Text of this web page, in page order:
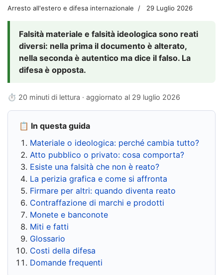
Arresto all'estero e difesa internazionale 29 Luglio 2026
Falsità materiale e falsità ideologica sono reati
diversi: nella prima il documento è alterato,
nella seconda è autentico ma dice il falso. La
difesa è opposta.
⏱ 20 minuti di lettura · aggiornato al 29 luglio 2026
📋 In questa guida
Materiale o ideologica: perché cambia tutto?
Atto pubblico o privato: cosa comporta?
Esiste una falsità che non è reato?
La perizia grafica e come si affronta
Firmare per altri: quando diventa reato
Contraffazione di marchi e prodotti
Monete e banconote
Miti e fatti
Glossario
Costi della difesa
Domande frequenti